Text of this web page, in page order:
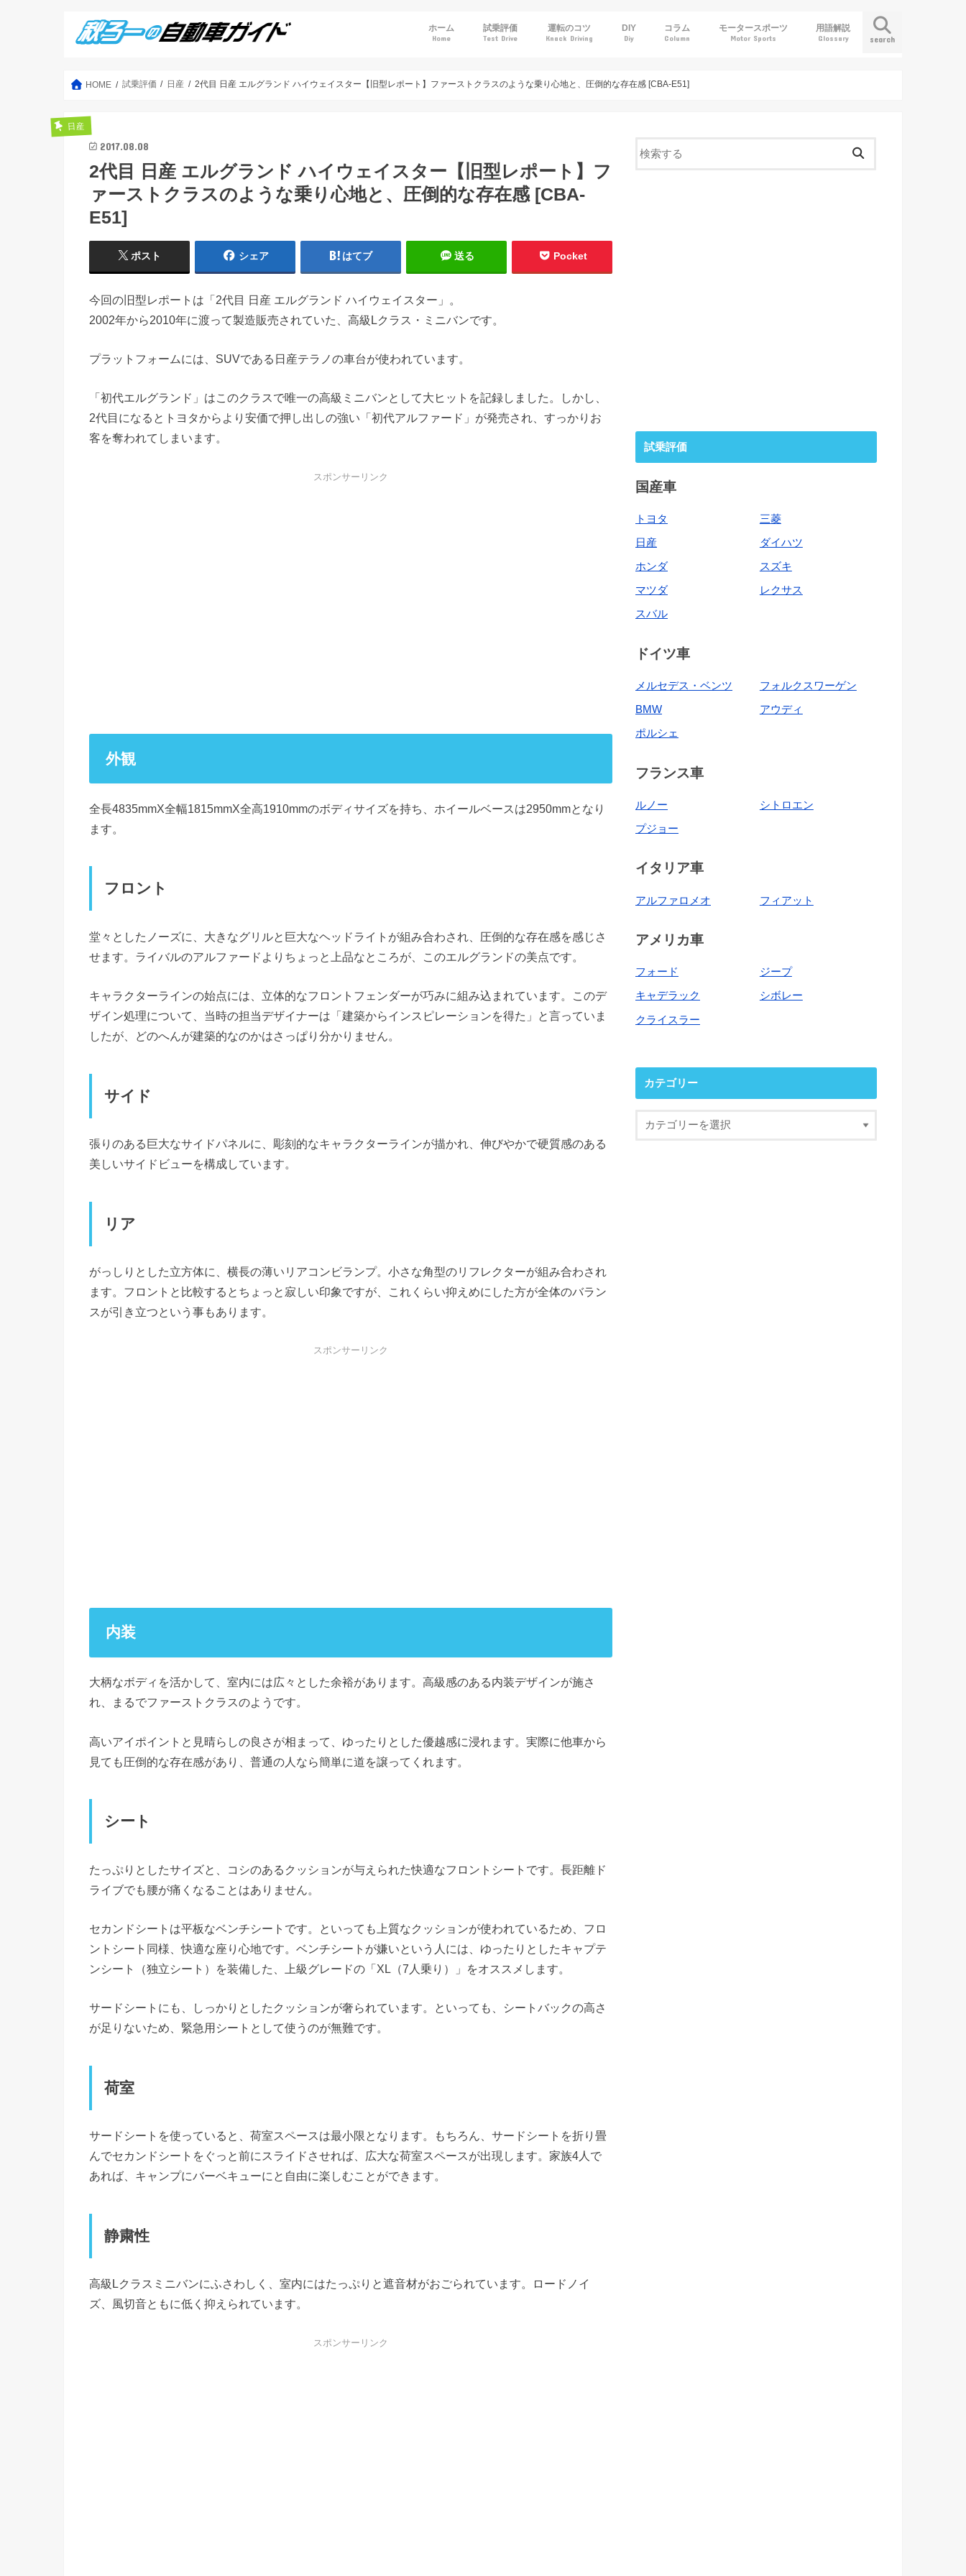
search
ホーム
Home
試乗評価
Test Drive
運転のコツ
Knack Driving
DIY
Diy
コラム
Column
モータースポーツ
Motor Sports
用語解説
Glossary
HOME 試乗評価 日産 2代目 日産 エルグランド ハイウェイスター【旧型レポート】ファーストクラスのような乗り心地と、圧倒的な存在感 [CBA-E51]
日産
2017.08.08
2代目 日産 エルグランド ハイウェイスター【旧型レポート】フ
ァーストクラスのような乗り心地と、圧倒的な存在感 [CBA-
E51]
ポスト シェア はてブ 送る Pocket
今回の旧型レポートは「2代目 日産 エルグランド ハイウェイスター」。
2002年から2010年に渡って製造販売されていた、高級Lクラス・ミニバンです。
プラットフォームには、SUVである日産テラノの車台が使われています。
「初代エルグランド」はこのクラスで唯一の高級ミニバンとして大ヒットを記録しました。しかし、
2代目になるとトヨタからより安価で押し出しの強い「初代アルファード」が発売され、すっかりお
客を奪われてしまいます。
スポンサーリンク
外観
全長4835mmX全幅1815mmX全高1910mmのボディサイズを持ち、ホイールベースは2950mmとなり
ます。
フロント
堂々としたノーズに、大きなグリルと巨大なヘッドライトが組み合わされ、圧倒的な存在感を感じさ
せます。ライバルのアルファードよりちょっと上品なところが、このエルグランドの美点です。
キャラクターラインの始点には、立体的なフロントフェンダーが巧みに組み込まれています。このデ
ザイン処理について、当時の担当デザイナーは「建築からインスピレーションを得た」と言っていま
したが、どのへんが建築的なのかはさっぱり分かりません。
サイド
張りのある巨大なサイドパネルに、彫刻的なキャラクターラインが描かれ、伸びやかで硬質感のある
美しいサイドビューを構成しています。
リア
がっしりとした立方体に、横長の薄いリアコンビランプ。小さな角型のリフレクターが組み合わされ
ます。フロントと比較するとちょっと寂しい印象ですが、これくらい抑えめにした方が全体のバラン
スが引き立つという事もあります。
スポンサーリンク
内装
大柄なボディを活かして、室内には広々とした余裕があります。高級感のある内装デザインが施さ
れ、まるでファーストクラスのようです。
高いアイポイントと見晴らしの良さが相まって、ゆったりとした優越感に浸れます。実際に他車から
見ても圧倒的な存在感があり、普通の人なら簡単に道を譲ってくれます。
シート
たっぷりとしたサイズと、コシのあるクッションが与えられた快適なフロントシートです。長距離ド
ライブでも腰が痛くなることはありません。
セカンドシートは平板なベンチシートです。といっても上質なクッションが使われているため、フロ
ントシート同様、快適な座り心地です。ベンチシートが嫌いという人には、ゆったりとしたキャプテ
ンシート（独立シート）を装備した、上級グレードの「XL（7人乗り）」をオススメします。
サードシートにも、しっかりとしたクッションが奢られています。といっても、シートバックの高さ
が足りないため、緊急用シートとして使うのが無難です。
荷室
サードシートを使っていると、荷室スペースは最小限となります。もちろん、サードシートを折り畳
んでセカンドシートをぐっと前にスライドさせれば、広大な荷室スペースが出現します。家族4人で
あれば、キャンプにバーベキューにと自由に楽しむことができます。
静粛性
高級Lクラスミニバンにふさわしく、室内にはたっぷりと遮音材がおごられています。ロードノイ
ズ、風切音ともに低く抑えられています。
スポンサーリンク
試乗評価
国産車
トヨタ
日産
ホンダ
マツダ
スバル
三菱
ダイハツ
スズキ
レクサス
ドイツ車
メルセデス・ベンツ
BMW
ポルシェ
フォルクスワーゲン
アウディ
フランス車
ルノー
プジョー
シトロエン
イタリア車
アルファロメオ フィアット
アメリカ車
フォード
キャデラック
クライスラー
ジープ
シボレー
カテゴリー